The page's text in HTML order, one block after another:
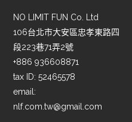
NO LIMIT FUN Co. Ltd
106台北市大安區忠孝東路四
段223巷71弄2號
+886 936608871
tax ID: 52465578
email:
nlf.com.tw@gmail.com